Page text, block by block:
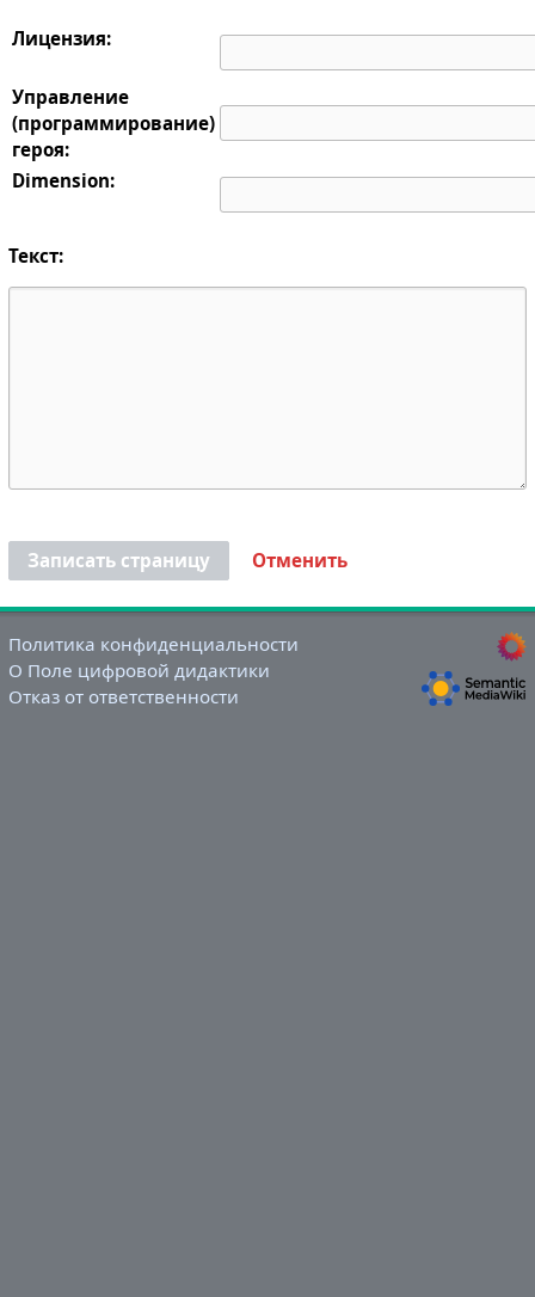
Лицензия:
Управление
(программирование)
героя:
Dimension:
Текст:
Записать страницу Отменить
Политика конфиденциальности
О Поле цифровой дидактики
Отказ от ответственности